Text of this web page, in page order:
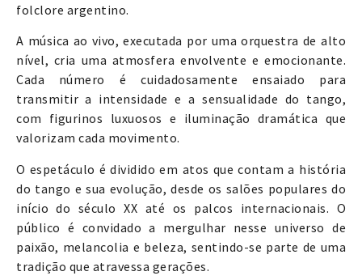
folclore argentino.
A música ao vivo, executada por uma orquestra de alto
nível, cria uma atmosfera envolvente e emocionante.
Cada número é cuidadosamente ensaiado para
transmitir a intensidade e a sensualidade do tango,
com figurinos luxuosos e iluminação dramática que
valorizam cada movimento.
O espetáculo é dividido em atos que contam a história
do tango e sua evolução, desde os salões populares do
início do século XX até os palcos internacionais. O
público é convidado a mergulhar nesse universo de
paixão, melancolia e beleza, sentindo-se parte de uma
tradição que atravessa gerações.